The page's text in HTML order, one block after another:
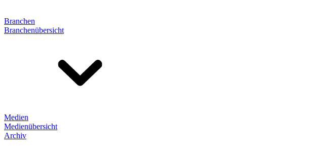
Branchen
Branchenübersicht
Medien
Medienübersicht
Archiv